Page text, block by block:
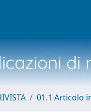
di
01.1 Articolo